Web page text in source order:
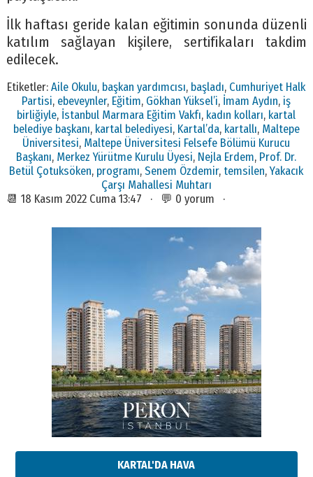
İlk haftası geride kalan eğitimin sonunda düzenli
katılım sağlayan kişilere, sertifikaları takdim
edilecek.
Etiketler:Aile Okulu, başkan yardımcısı, başladı, Cumhuriyet Halk
Partisi, ebeveynler, Eğitim, Gökhan Yüksel’i, İmam Aydın, iş
birliğiyle, İstanbul Marmara Eğitim Vakfı, kadın kolları, kartal
belediye başkanı, kartal belediyesi, Kartal’da, kartallı, Maltepe
Üniversitesi, Maltepe Üniversitesi Felsefe Bölümü Kurucu
Başkanı, Merkez Yürütme Kurulu Üyesi, Nejla Erdem, Prof. Dr.
Betül Çotuksöken, programı,Senem Özdemir, temsilen,Yakacık
Çarşı Mahallesi Muhtarı
📆 18 Kasım 2022 Cuma 13:47 · 💬 0 yorum ·
KARTAL'DA HAVA